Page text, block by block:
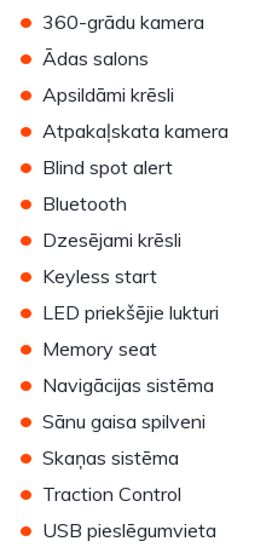
• 360-grādu kamera
• Ādas salons
• Apsildāmi krēsli
• Atpakaļskata kamera
• Blind spot alert
• Bluetooth
• Dzesējami krēsli
• Keyless start
• LED priekšējie lukturi
• Memory seat
• Navigācijas sistēma
• Sānu gaisa spilveni
• Skaņas sistēma
• Traction Control
• USB pieslēgumvieta